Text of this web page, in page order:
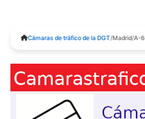
Cámaras de tráfico de la DGT/Madrid/A-6